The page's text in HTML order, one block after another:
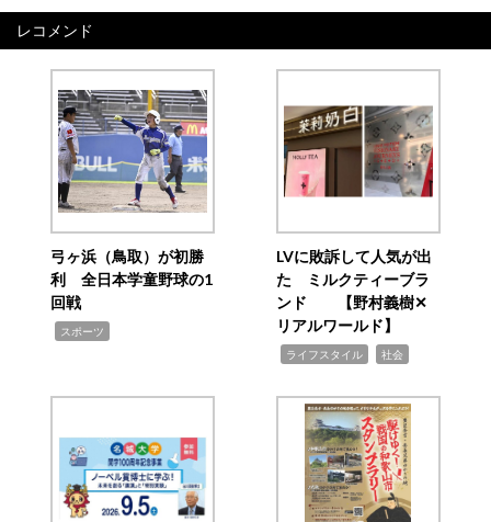
レコメンド
弓ヶ浜（鳥取）が初勝
利 全日本学童野球の1
回戦
スポーツ
LVに敗訴して人気が出
た ミルクティーブラ
ンド 【野村義樹✕
リアルワールド】
ライフスタイル 社会